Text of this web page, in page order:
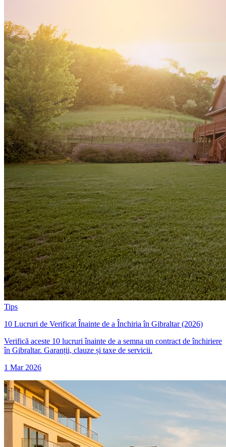
Tips
10 Lucruri de Verificat Înainte de a Închiria în Gibraltar (2026)
Verifică aceste 10 lucruri înainte de a semna un contract de închiriere
în Gibraltar. Garanții, clauze și taxe de servicii.
1 Mar 2026